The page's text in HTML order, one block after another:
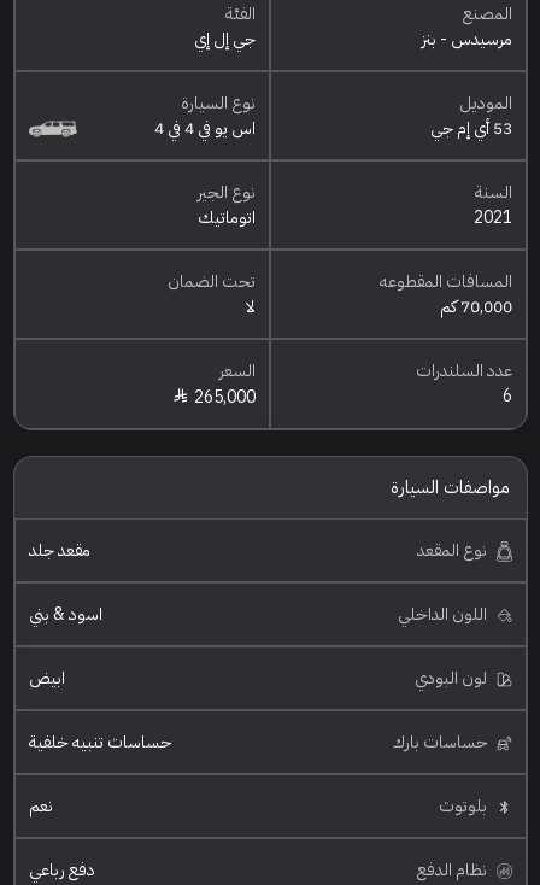
المصنع
مرسيدس - بنز
الفئة
جي إل إي
الموديل
53 أي إم جي
نوع السيارة
اس يو في 4 في 4
السنة
2021
نوع الجير
اتوماتيك
المسافات المقطوعه
70,000 كم
تحت الضمان
لا
عدد السلندرات
6
السعر
265,000
مواصفات السيارة
نوع المقعد مقعد جلد
اللون الداخلي اسود & بني
لون البودي ابيض
حساسات بارك حساسات تنبيه خلفية
بلوتوث نعم
نظام الدفع دفع رباعي